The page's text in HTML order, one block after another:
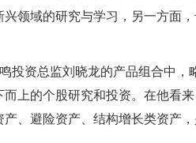
领域的研究与学习，另一方面
投资总监刘晓龙的产品组合中
上的个股研究和投资。在他看
、避险资产、结构增长类资产